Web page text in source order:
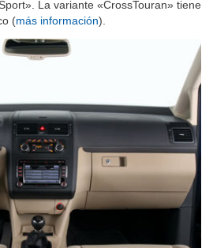
La variante «CrossTouran» tiene
(más información).